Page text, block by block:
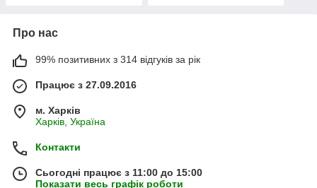
Про нас
99% позитивних з 314 відгуків за рік
Працює з 27.09.2016
м. Харків
Харків, Україна
Контакти
Сьогодні працює з 11:00 до 15:00
Показати весь графік роботи